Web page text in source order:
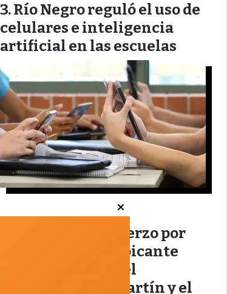
Río Negro reguló el uso de
celulares e inteligencia
artificial en las escuelas
"Hagan un esfuerzo por
ser educados": el picante
cara a cara entre el
legislador Juan Martín y el